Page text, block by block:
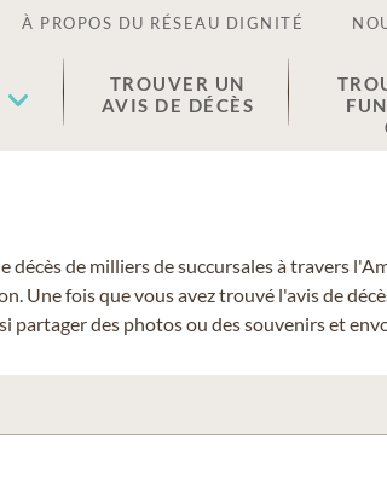
À PROPOS DU RÉSEAU DIGNITÉ
TROUVER UN
AVIS DE DÉCÈS
décès de milliers de succursales à travers
Une fois que vous avez trouvé l'avis de
des photos ou des souvenirs et